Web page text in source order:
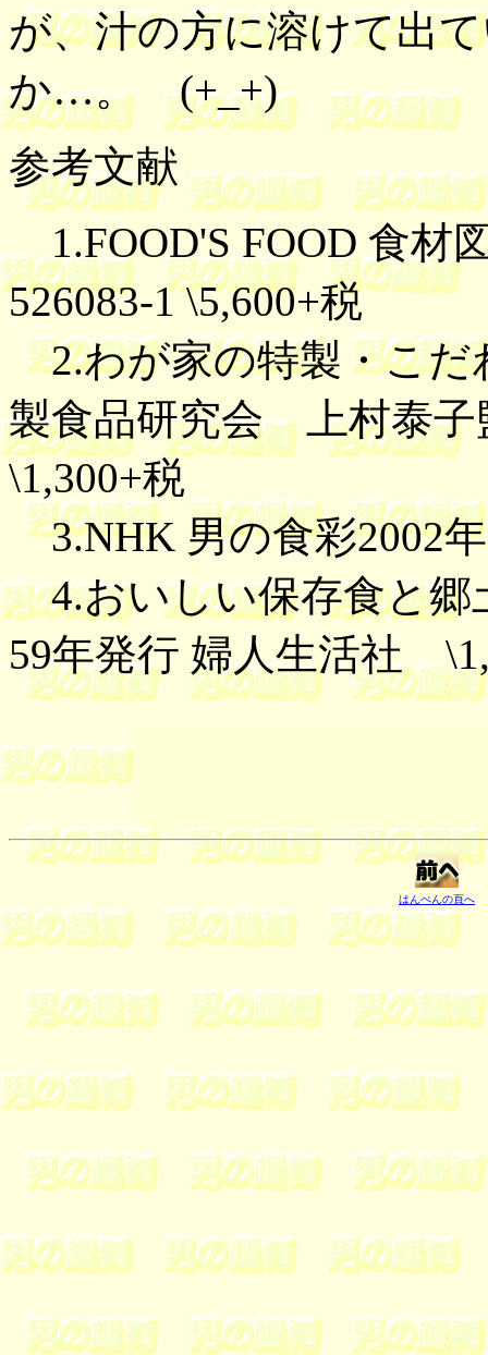
が、汁の方に溶けて出
か…。 (+_+)
参考文献
1.FOOD'S FOOD 食材
526083-1 \5,600+税
2.わが家の特製・こ
製食品研究会 上村泰子
\1,300+税
3.NHK 男の食彩2002
4.おいしい保存食と郷
59年発行 婦人生活社
はんぺんの頁へ